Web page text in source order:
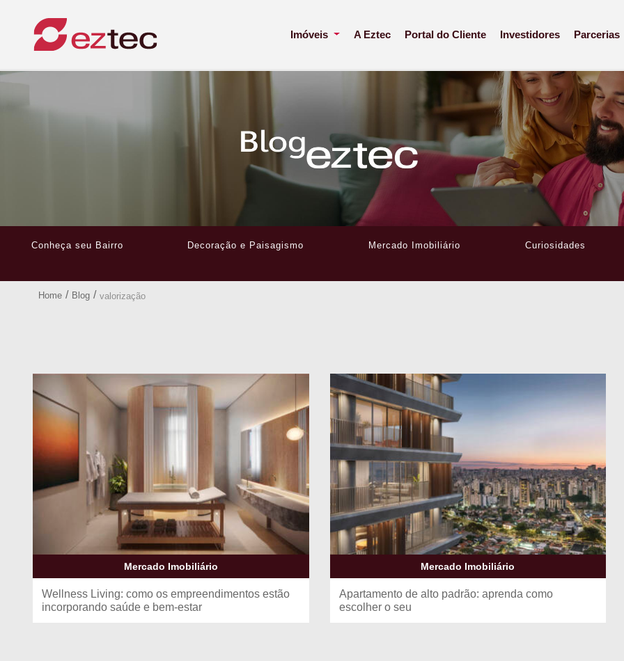
Imóveis A Eztec Portal do Cliente Investidores Parcerias
Conheça seu Bairro Decoração e Paisagismo Mercado Imobiliário Curiosidades
Home / Blog / valorização
Mercado Imobiliário
Wellness Living: como os empreendimentos estão
incorporando saúde e bem-estar
Mercado Imobiliário
Apartamento de alto padrão: aprenda como
escolher o seu